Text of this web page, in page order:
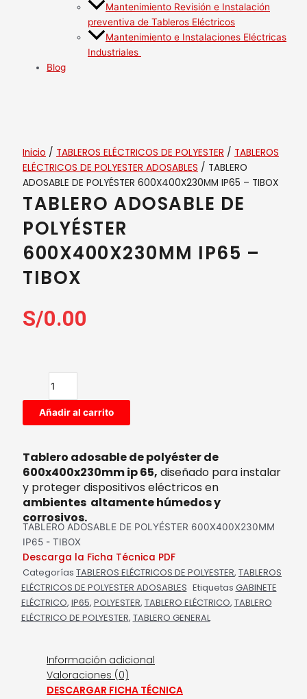
Mantenimiento Revisión e Instalación
preventiva de Tableros Eléctricos
Mantenimiento e Instalaciones Eléctricas
Industriales
Blog
Inicio / TABLEROS ELÉCTRICOS DE POLYESTER / TABLEROS
ELÉCTRICOS DE POLYESTER ADOSABLES / TABLERO
ADOSABLE DE POLYÉSTER 600X400X230MM IP65 – TIBOX
TABLERO ADOSABLE DE
POLYÉSTER
600X400X230MM IP65 –
TIBOX
S/0.00
Añadir al carrito
Tablero adosable de polyéster de
600x400x230mm ip 65, diseñado para instalar
y proteger dispositivos eléctricos en
ambientes altamente húmedos y
corrosivos.
TABLERO ADOSABLE DE POLYÉSTER 600X400X230MM
IP65 - TIBOX
Descarga la Ficha Técnica PDF
Categorías TABLEROS ELÉCTRICOS DE POLYESTER, TABLEROS
ELÉCTRICOS DE POLYESTER ADOSABLES Etiquetas GABINETE
ELÉCTRICO, IP65, POLYESTER, TABLERO ELÉCTRICO, TABLERO
ELÉCTRICO DE POLYESTER, TABLERO GENERAL
Información adicional
Valoraciones (0)
DESCARGAR FICHA TÉCNICA